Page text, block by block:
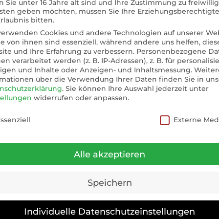
Styrax soll Sorgen und negative Gedanken auflösen.
denn dieses alte Baumharz ist einfach schön, aber
dieser Rauch einladend auf Engelwesen wirkt und
genannt, also haben wir uns vorgenommen, damit am
ganz auf das Hier und Jetzt ausrichten.
Geist und öffnet uns für höhere Wahrheiten.
für die anstehenden Aufgaben öffnen wollen, sollten
Raum und bringen Frische und Reinheit
Sie unter 16 Jahre alt sind und Ihre Zustimmung zu
geben möchten, müssen Sie Ihre
bitten.
Cookies und andere Technologien auf unserer
von ihnen sind essenziell, während andere uns helfen,
und Ihre Erfahrung zu verbessern. Personenbezogene
verarbeitet werden (z. B. IP-Adressen), z. B. für
und Inhalte oder Anzeigen- und Inhaltsmessung.
über die Verwendung Ihrer Daten finden Sie in
. Sie können Ihre Auswahl jederzeit unter
widerrufen oder anpassen.
Externe
Alle akzeptieren
Speichern
Individuelle Datenschutzeinstellungen